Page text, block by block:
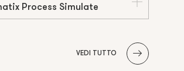
Process Simulate
VEDI TUTTO